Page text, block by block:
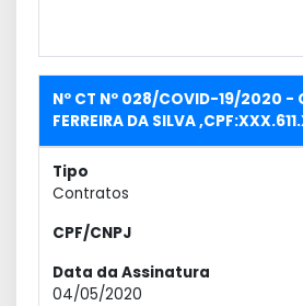
Nº CT Nº 028/COVID-19/2020
FERREIRA DA SILVA
Tipo
Contratos
CPF/CNPJ
Data da Assinatura
04/05/2020